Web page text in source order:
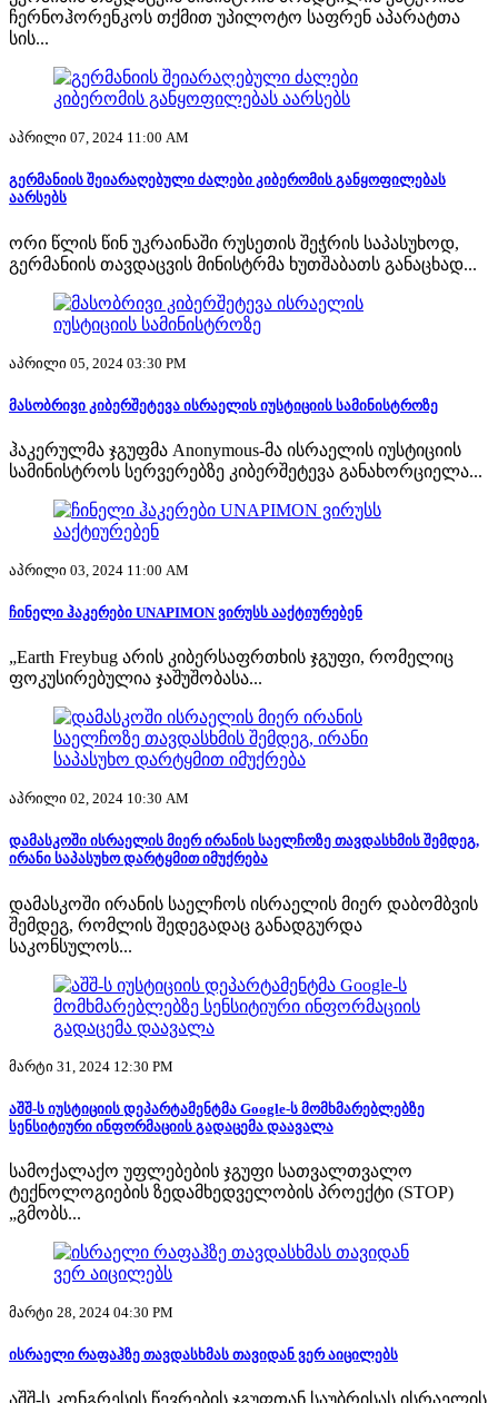
ჩერნოჰორენკოს თქმით უპილოტო საფრენ აპარატთა
სის...
აპრილი 07, 2024 11:00 AM
გერმანიის შეიარაღებული ძალები კიბერომის განყოფილებას
აარსებს
ორი წლის წინ უკრაინაში რუსეთის შეჭრის საპასუხოდ,
გერმანიის თავდაცვის მინისტრმა ხუთშაბათს განაცხად...
აპრილი 05, 2024 03:30 PM
მასობრივი კიბერშეტევა ისრაელის იუსტიციის სამინისტროზე
ჰაკერულმა ჯგუფმა Anonymous-მა ისრაელის იუსტიციის
სამინისტროს სერვერებზე კიბერშეტევა განახორციელა...
აპრილი 03, 2024 11:00 AM
ჩინელი ჰაკერები UNAPIMON ვირუსს ააქტიურებენ
„Earth Freybug არის კიბერსაფრთხის ჯგუფი, რომელიც
ფოკუსირებულია ჯაშუშობასა...
აპრილი 02, 2024 10:30 AM
დამასკოში ისრაელის მიერ ირანის საელჩოზე თავდასხმის შემდეგ,
ირანი საპასუხო დარტყმით იმუქრება
დამასკოში ირანის საელჩოს ისრაელის მიერ დაბომბვის
შემდეგ, რომლის შედეგადაც განადგურდა
საკონსულოს...
მარტი 31, 2024 12:30 PM
აშშ-ს იუსტიციის დეპარტამენტმა Google-ს მომხმარებლებზე
სენსიტიური ინფორმაციის გადაცემა დაავალა
სამოქალაქო უფლებების ჯგუფი სათვალთვალო
ტექნოლოგიების ზედამხედველობის პროექტი (STOP)
„გმობს...
მარტი 28, 2024 04:30 PM
ისრაელი რაფაჰზე თავდასხმას თავიდან ვერ აიცილებს